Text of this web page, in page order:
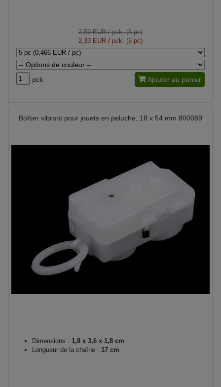
2,59 EUR/ pck. (5 pc)
2,33 EUR / pck. (5 pc)
pck. Ajouter au panier
Boîtier vibrant pour jouets en peluche, 18 x 54 mm 800089
Dimensions : 1,8 x 3,6 x 1,8 cm
Longueur de la chaîne : 17 cm